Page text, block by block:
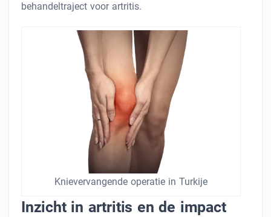
behandeltraject voor artritis.
Knievervangende operatie in Turkije
Inzicht in artritis en de impact